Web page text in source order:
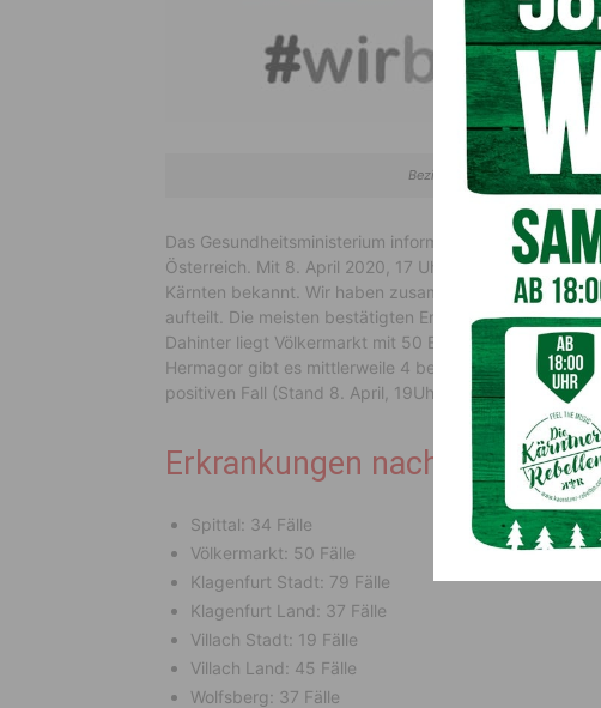
Bezirk Hermagor hat wieder
Das Gesundheitsministerium informiert regelmäßig
Österreich. Mit 8. April 2020, 17 Uhr, gibt es 12.901
Kärnten bekannt. Wir haben zusammengefasst, wie
aufteilt. Die meisten bestätigten Erkrankungen gibt es
Dahinter liegt Völkermarkt mit 50 Erkrankungen. In
Hermagor gibt es mittlerweile 4 bestätigte
positiven Fall (Stand 8. April, 19Uhr).
Erkrankungen nach Bezirken
Spittal: 34 Fälle
Völkermarkt: 50 Fälle
Klagenfurt Stadt: 79 Fälle
Klagenfurt Land: 37 Fälle
Villach Stadt: 19 Fälle
Villach Land: 45 Fälle
Wolfsberg: 37 Fälle